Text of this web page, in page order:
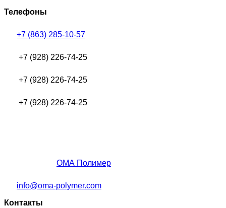
Телефоны
+7 (863) 285-10-57
+7 (928) 226-74-25
+7 (928) 226-74-25
+7 (928) 226-74-25
ОМА Полимер
info@oma-polymer.com
Контакты